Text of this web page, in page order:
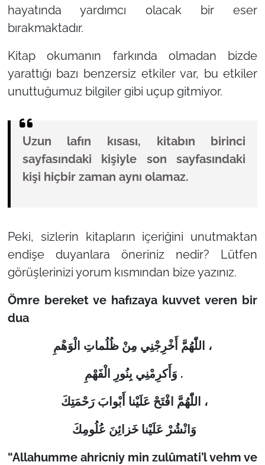
hayatında yardımcı olacak bir eser
bırakmaktadır.
Kitap okumanın farkında olmadan bizde
yarattığı bazı benzersiz etkiler var, bu etkiler
unuttuğumuz bilgiler gibi uçup gitmiyor.
Uzun lafın kısası, kitabın birinci
sayfasındaki kişiyle son sayfasındaki
kişi hiçbir zaman aynı olamaz.
Peki, sizlerin kitapların içeriğini unutmaktan
endişe duyanlara öneriniz nedir? Lütfen
görüşlerinizi yorum kısmından bize yazınız.
Ömre bereket ve hafızaya kuvvet veren bir
dua
اللّٰهُمَّ أَخْرِجْنِي مِنْ ظُلُماتِ الْوَهْمِ ،
وَأَكرِمْنِي بِنُورِ الْفَهْمِ .
اللّٰهُمَّ افْتَحْ عَلَيْنا أَبْوابَ رَحْمَتِكَ ،
وَانْشُرْ عَلَيْنا خَزائِنَ عُلُومِكَ
“Allahumme ahricniy min zulûmati’l vehm ve